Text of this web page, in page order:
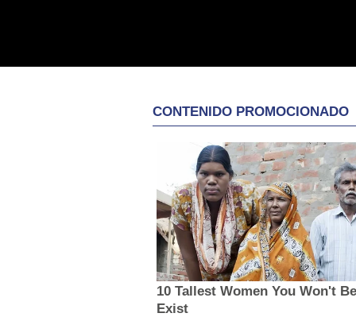
CONTENIDO PROMOCIONADO
10 Tallest Women You Won't
Exist